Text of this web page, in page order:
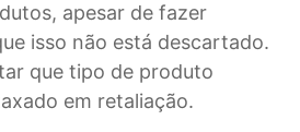
apesar de fazer
isso não está descartado.
que tipo de produto
em retaliação.